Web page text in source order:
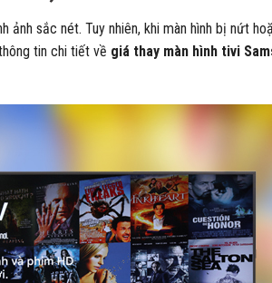
sắc nét. Tuy nhiên, khi màn hình bị nứt
tin chi tiết về giá thay màn hình tivi